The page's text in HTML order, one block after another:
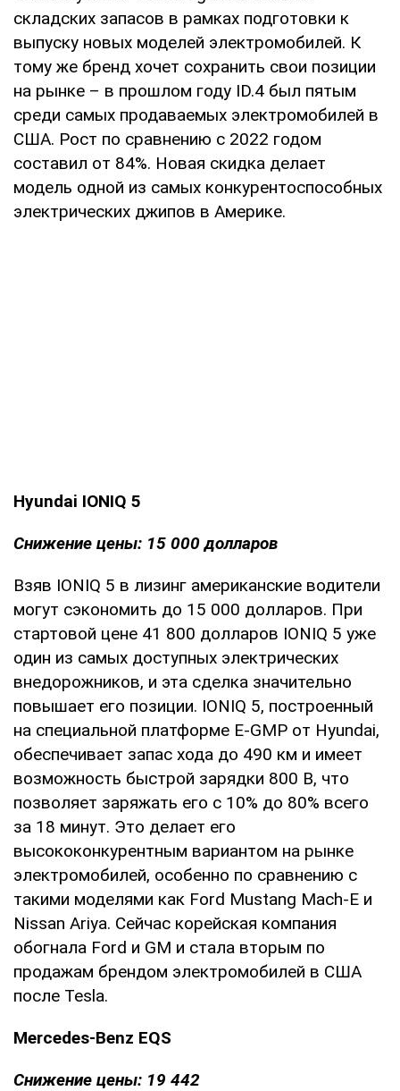
складских запасов в рамках подготовки к
выпуску новых моделей электромобилей. К
тому же бренд хочет сохранить свои позиции
на рынке – в прошлом году ID.4 был пятым
среди самых продаваемых электромобилей в
США. Рост по сравнению с 2022 годом
составил от 84%. Новая скидка делает
модель одной из самых конкурентоспособных
электрических джипов в Америке.
Hyundai IONIQ 5
Снижение цены: 15 000 долларов
Взяв IONIQ 5 в лизинг американские водители
могут сэкономить до 15 000 долларов. При
стартовой цене 41 800 долларов IONIQ 5 уже
один из самых доступных электрических
внедорожников, и эта сделка значительно
повышает его позиции. IONIQ 5, построенный
на специальной платформе E-GMP от Hyundai,
обеспечивает запас хода до 490 км и имеет
возможность быстрой зарядки 800 В, что
позволяет заряжать его с 10% до 80% всего
за 18 минут. Это делает его
высококонкурентным вариантом на рынке
электромобилей, особенно по сравнению с
такими моделями как Ford Mustang Mach-E и
Nissan Ariya. Сейчас корейская компания
обогнала Ford и GM и стала вторым по
продажам брендом электромобилей в США
после Tesla.
Mercedes-Benz EQS
Снижение цены: 19 442